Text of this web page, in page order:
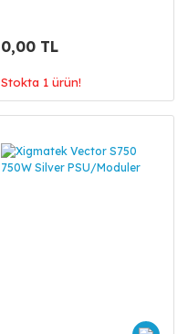
0,00 TL
Stokta 1 ürün!